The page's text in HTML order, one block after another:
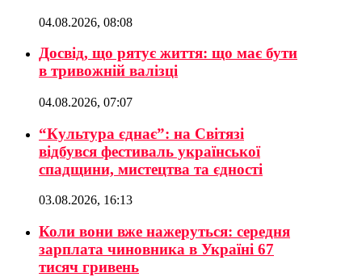
04.08.2026, 08:08
Досвід, що рятує життя: що має бути
в тривожній валізці
04.08.2026, 07:07
“Культура єднає”: на Світязі
відбувся фестиваль української
спадщини, мистецтва та єдності
03.08.2026, 16:13
Коли вони вже нажеруться: середня
зарплата чиновника в Україні 67
тисяч гривень